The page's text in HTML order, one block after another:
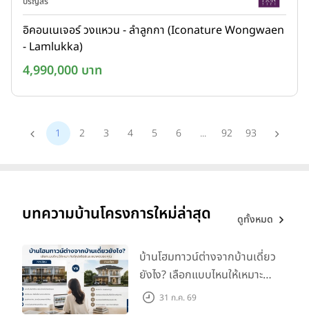
อิคอนเนเจอร์ วงแหวน - ลำลูกกา (Iconature Wongwaen
- Lamlukka)
4,990,000 บาท
1 2 3 4 5 6 ... 92 93
บทความบ้านโครงการใหม่ล่าสุด ดูทั้งหมด
บ้านโฮมทาวน์ต่างจากบ้านเดี่ยว
ยังไง? เลือกแบบไหนให้เหมาะ
กับไลฟ์สไตล์และอนาคตของ
31 ก.ค. 69